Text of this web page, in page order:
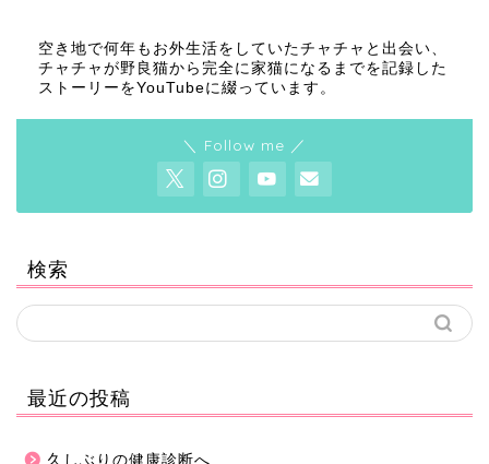
空き地で何年もお外生活をしていたチャチャと出会い、
チャチャが野良猫から完全に家猫になるまでを記録した
ストーリーをYouTubeに綴っています。
＼ Follow me ／
検索
最近の投稿
久しぶりの健康診断へ